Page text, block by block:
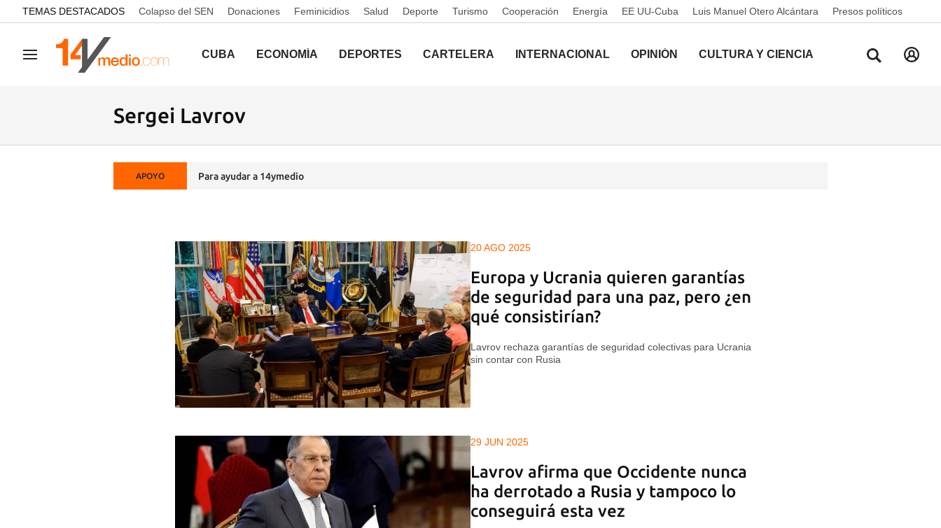
common.go-to-content
TEMAS DESTACADOS Colapso del SEN Donaciones Feminicidios Salud Deporte Turismo Cooperación Energía EE UU-Cuba Luis Manuel Otero Alcántara Presos políticos
Navegación CUBA ECONOMÍA DEPORTES CARTELERA INTERNACIONAL OPINIÓN CULTURA Y CIENCIA
Sergei Lavrov
APOYO Para ayudar a 14ymedio
20 AGO 2025
Europa y Ucrania quieren garantías
de seguridad para una paz, pero ¿en
qué consistirían?
Lavrov rechaza garantías de seguridad colectivas para Ucrania
sin contar con Rusia
29 JUN 2025
Lavrov afirma que Occidente nunca
ha derrotado a Rusia y tampoco lo
conseguirá esta vez